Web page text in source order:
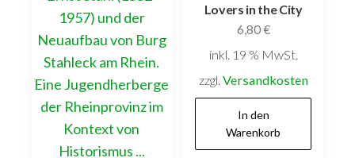
Lovers in the City
6,80€
inkl. 19 % MwSt.
zzgl. Versandkosten
In den
Warenkorb